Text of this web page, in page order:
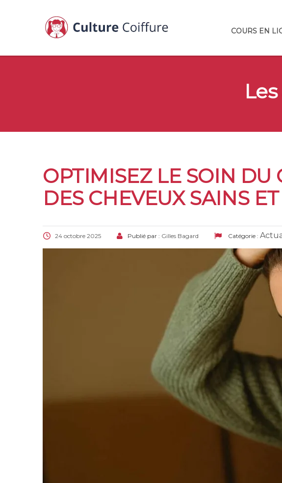
COURS EN
OPTIMISEZ LE SOIN DU
DES CHEVEUX SAINS
24 octobre 2025 Publié par : Gilles Bagard Catégorie :